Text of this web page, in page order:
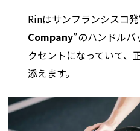
Rinはサンフランシスコ
Company”のハンドルバ
クセントになっていて、
添えます。